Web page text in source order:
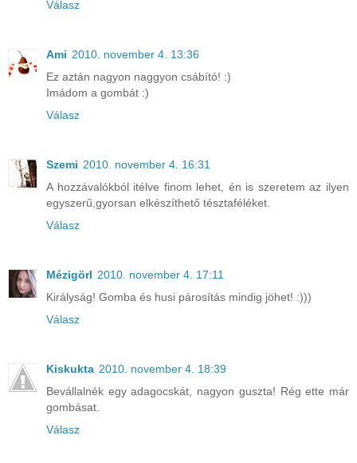
Válasz
Ami 2010. november 4. 13:36
Ez aztán nagyon naggyon csábító! :)
Imádom a gombát :)
Válasz
Szemi 2010. november 4. 16:31
A hozzávalókból itélve finom lehet, én is szeretem az ilyen
egyszerű,gyorsan elkészíthető tésztaféléket.
Válasz
Mézigörl 2010. november 4. 17:11
Királyság! Gomba és husi párosítás mindig jöhet! :)))
Válasz
Kiskukta 2010. november 4. 18:39
Bevállalnék egy adagocskát, nagyon guszta! Rég ette már
gombásat.
Válasz